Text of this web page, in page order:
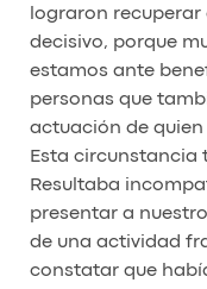
lograron recuperar
decisivo, porque
estamos ante
personas que
actuación de quien
Esta circunstancia
Resultaba
presentar a
de una actividad
constatar que